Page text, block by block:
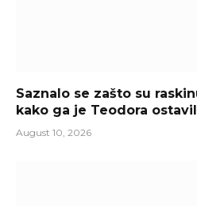
Saznalo se zašto su
kako ga je Teodora
August 10, 2026